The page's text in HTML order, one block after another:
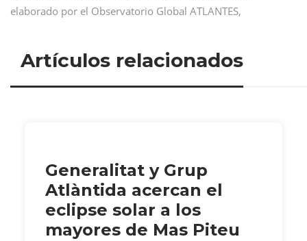
elaborado por el Observatorio Global ATLANTES,
Artículos relacionados
Generalitat y Grup
Atlàntida acercan el
eclipse solar a los
mayores de Mas Piteu